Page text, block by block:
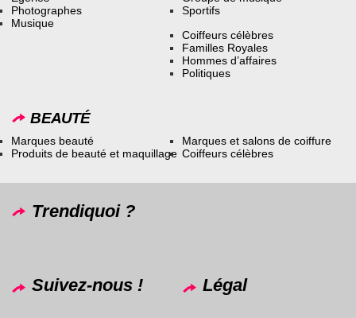
Photographes
Musique
Sportifs
Coiffeurs célèbres
Familles Royales
Hommes d’affaires
Politiques
BEAUTÉ
Marques beauté
Produits de beauté et maquillage
Marques et salons de coiffure
Coiffeurs célèbres
Trendiquoi ?
Suivez-nous ! Légal